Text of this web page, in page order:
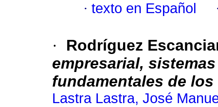
· texto en Español
·
Rodríguez
empresarial,
fundamentales de
Lastra Lastra, José